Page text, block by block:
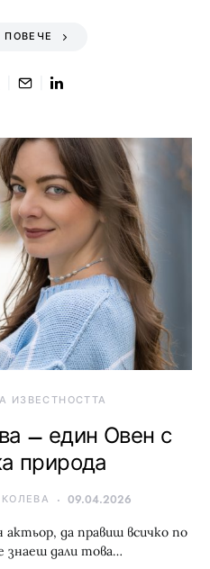
ПОВЕЧЕ
ИЗВЕСТНОСТТА
– един Овен с
природа
09.04.2026
да правиш всичко по
знаеш дали това…